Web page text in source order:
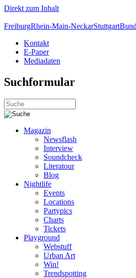
Direkt zum Inhalt
FreiburgRhein-Main-NeckarStuttgart
Kontakt
E-Paper
Mediadaten
Suchformular
Magazin
Newsflash
Interview
Soundcheck
Literatour
Blog
Nightlife
Events
Locations
Partypics
Charts
Tickets
Playground
Webstuff
Urban Art
Win!
Trendspotting